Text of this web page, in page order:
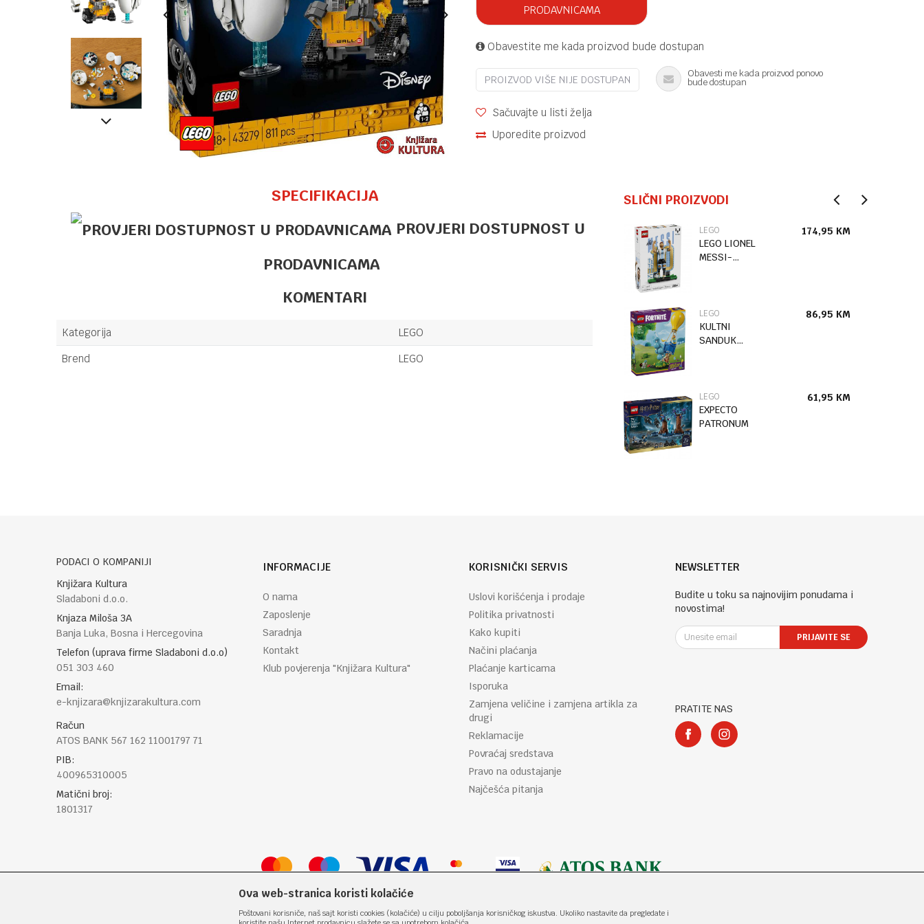
PRODAVNICAMA
Obavestite me kada proizvod bude dostupan
PROIZVOD VIŠE NIJE DOSTUPAN
Obavesti me kada proizvod ponovo
bude dostupan
Sačuvajte u listi želja
Uporedite proizvod
SPECIFIKACIJA
PROVJERI DOSTUPNOST U
PRODAVNICAMA
KOMENTARI
Kategorija
LEGO
Brend
LEGO
SLIČNI PROIZVODI
LEGO 154,95 LEGO
LEGO LIONEL
MESSI-
174,95 KM
LEGO
KULTNI
SANDUK
86,95 KM
LEGO
EXPECTO
PATRONUM
61,95 KM
PODACI O KOMPANIJI
Knjižara Kultura
Sladaboni d.o.o.
Knjaza Miloša 3A
Banja Luka, Bosna i Hercegovina
Telefon (uprava firme Sladaboni d.o.o)
051 303 460
Email:
e-knjizara@knjizarakultura.com
Račun
ATOS BANK 567 162 11001797 71
PIB:
400965310005
Matični broj:
1801317
INFORMACIJE
O nama
Zaposlenje
Saradnja
Kontakt
Klub povjerenja "Knjižara Kultura"
KORISNIČKI SERVIS
Uslovi korišćenja i prodaje
Politika privatnosti
Kako kupiti
Načini plaćanja
Plaćanje karticama
Isporuka
Zamjena veličine i zamjena artikla za
drugi
Reklamacije
Povraćaj sredstava
Pravo na odustajanje
Najčešća pitanja
NEWSLETTER
Budite u toku sa najnovijim ponudama i
novostima!
PRIJAVITE SE
PRATITE NAS
Ova web-stranica koristi kolačiće
Poštovani korisniče, naš sajt koristi cookies (kolačiće) u cilju poboljšanja korisničkog iskustva. Ukoliko nastavite da pregledate i